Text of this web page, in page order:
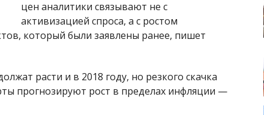
цен аналитики связывают не с
активизацией спроса, а с ростом
который были заявлены ранее, пишет
расти и в 2018 году, но резкого скачка
прогнозируют рост в пределах инфляции —